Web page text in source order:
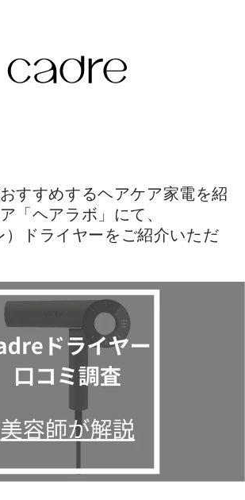
すすめするヘアケア家電を紹
「ヘアラボ」にて、
）ドライヤーをご紹介いただ